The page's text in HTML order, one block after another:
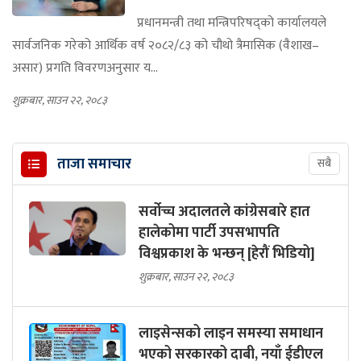
प्रधानमन्त्री तथा मन्त्रिपरिषद्को कार्यालयले
सार्वजनिक गरेको आर्थिक वर्ष २०८२/८३ को चौथो त्रैमासिक (वैशाख–
असार) प्रगति विवरणअनुसार य...
शुक्रबार, साउन २२, २०८३
ताजा समाचार सबै
सर्वोच्च अदालतले कांग्रेसबारे हात
हालेकोमा पार्टी उपसभापति
विश्वप्रकाश के भन्छन् [हेरौं भिडियो]
शुक्रबार, साउन २२, २०८३
लाइसेन्सको लाइन समस्या समाधान
भएको सरकारको दाबी, नयाँ ईडीएल